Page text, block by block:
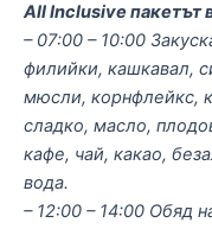
All Inclusive пакетът
– 07:00 – 10:00
филийки, кашкавал,
мюсли, корнфлейкс,
сладко, масло,
кафе, чай, какао,
вода.
– 12:00 – 14:00 Обяд